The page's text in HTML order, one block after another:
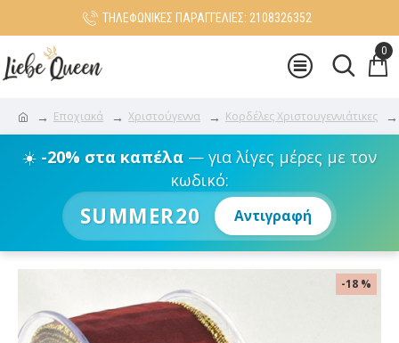
ΤΗΛΕΦΩΝΙΚΕΣ ΠΑΡΑΓΓΕΛΙΕΣ: 2108326352
0
Εποχιακά Χριστούγεννα Κορδέλες Χριστουγεννιάτικες
☀️ -20% στα καπέλα— για λίγες μέρες με τον
κωδικό:
SUMMER20 Αντιγραφή
-18 %